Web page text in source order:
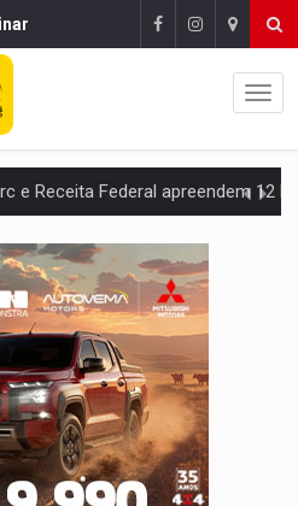
PC:Membros do CV são presos com armas e drogas após
Espetáculo As Marias Somos Nós será
presos após furto de motocicleta em frente
Cerejeiras completa 43 anos de emancipação com
boato sobre presença de plástico ou
de residência e atacam casal de idosos
Forças policiais apreendem cerca de 1kg de